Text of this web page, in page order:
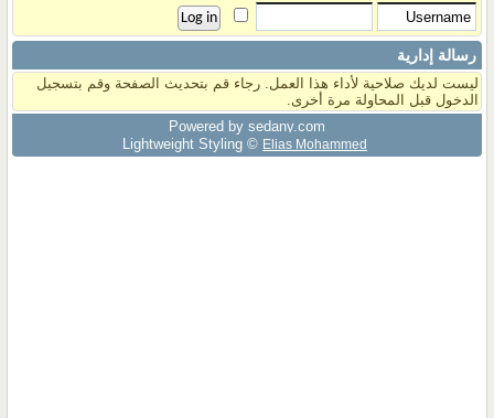
رسالة إدارية
ليست لديك صلاحية لأداء هذا العمل. رجاء قم بتحديث الصفحة وقم بتسجيل
الدخول قبل المحاولة مرة أخرى.
Powered by sedany.com
Lightweight Styling © Elias Mohammed